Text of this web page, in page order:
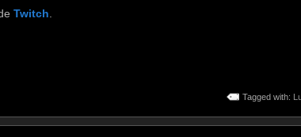
Twitch
Tagged with: